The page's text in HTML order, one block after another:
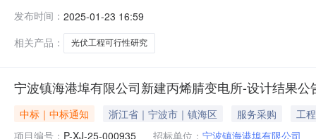
09时00分评标时间：2025年01月23日公示时间：2025
发布时间： 2025-01-23 16:59
相关产品：
光伏工程可行性研究
宁波镇海港埠有限公司新建丙烯腈变电所-设计结果公
中标｜中标通知 浙江省｜宁波市｜镇海区 服务采购
工程
项目编号： P-XJ-25-000935 招标单位： 宁波镇海港埠有限公司